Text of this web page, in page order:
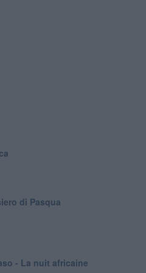
di Pasqua
- La nuit africaine